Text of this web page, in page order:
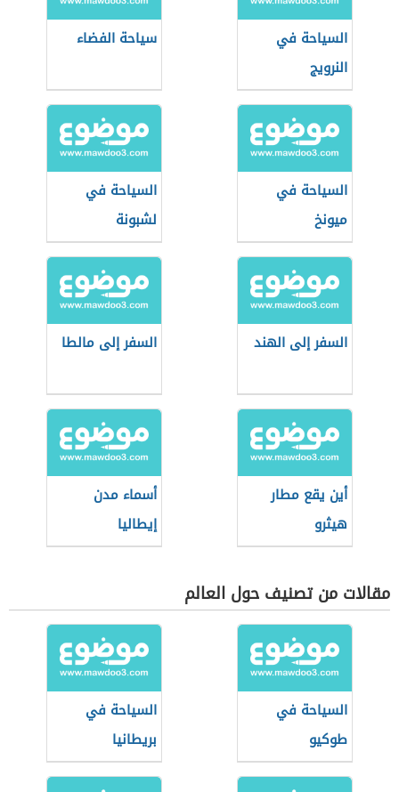
السياحة في
النرويج
سياحة الفضاء
السياحة في
ميونخ
السياحة في
لشبونة
السفر إلى الهند السفر إلى مالطا
أين يقع مطار
هيثرو
أسماء مدن
إيطاليا
مقالات من تصنيف حول العالم
السياحة في
طوكيو
السياحة في
بريطانيا